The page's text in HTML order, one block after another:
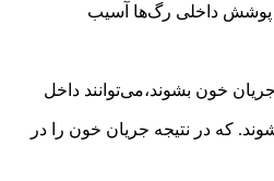
پوشش داخلی رگ‌ها آسیب
خون بشوند،می‌توانند داخل
که در نتیجه جریان خون را در